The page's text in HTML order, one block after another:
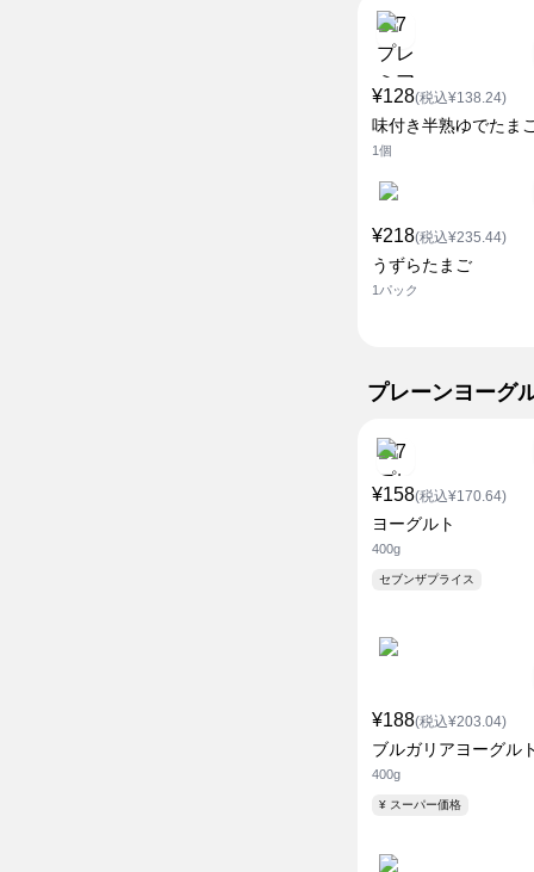
¥128(税込¥138.24)
味付き半熟ゆでたま
1個
¥218(税込¥235.44)
うずらたまご
1パック
プレーンヨーグ
¥158(税込¥170.64)
ヨーグルト
400g
セブンザプライス
¥188(税込¥203.04)
ブルガリアヨーグル
400g
¥ スーパー価格